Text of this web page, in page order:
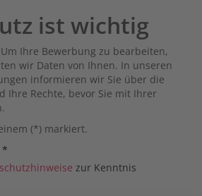
ist wichtig
Ihre Bewerbung zu bearbeiten,
wir Daten von Ihnen. In unseren
informieren wir Sie über die
Ihre Rechte, bevor Sie mit Ihrer
(*) markiert.
*
zur Kenntnis